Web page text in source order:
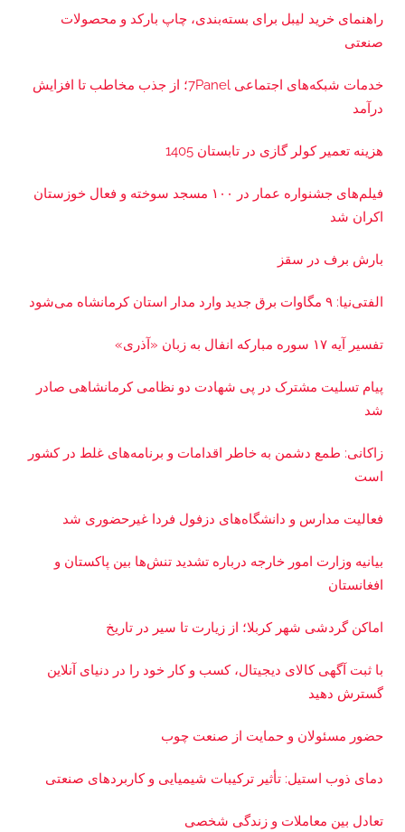
راهنمای خرید لیبل برای بسته‌بندی، چاپ بارکد و محصولات
صنعتی
خدمات شبکه‌های اجتماعی 7Panel؛ از جذب مخاطب تا افزایش
درآمد
هزینه تعمیر کولر گازی در تابستان 1405
فیلم‌های جشنواره عمار در ۱۰۰ مسجد سوخته و فعال خوزستان
اکران شد
بارش برف در سقز
الفتی‌نیا: ۹ مگاوات برق جدید وارد مدار استان کرمانشاه می‌شود
تفسیر آیه ۱۷ سوره مبارکه انفال به زبان «آذری»
پیام تسلیت مشترک در پی شهادت دو نظامی کرمانشاهی صادر
شد
زاکانی: طمع دشمن به خاطر اقدامات و برنامه‌های غلط در کشور
است
فعالیت مدارس و دانشگاه‌های دزفول فردا غیرحضوری شد
بیانیه وزارت امور خارجه درباره تشدید تنش‌ها بین پاکستان و
افغانستان
اماکن گردشی شهر کربلا؛ از زیارت تا سیر در تاریخ
با ثبت آگهی کالای دیجیتال، کسب و کار خود را در دنیای آنلاین
گسترش دهید
حضور مسئولان و حمایت از صنعت چوب
دمای ذوب استیل: تأثیر ترکیبات شیمیایی و کاربردهای صنعتی
تعادل بین معاملات و زندگی شخصی